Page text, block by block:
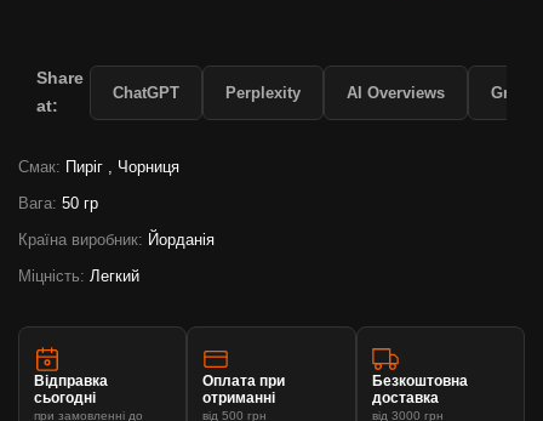
Смак: Пиріг , Чорниця
Вага: 50 гр
Країна виробник: Йорданія
Міцність: Легкий
Відправка
сьогодні
при замовленні до
Оплата при
отриманні
від 500 грн
Безкоштовна
доставка
від 3000 грн
Share
at:
ChatGPT Perplexity AI Overviews Grok